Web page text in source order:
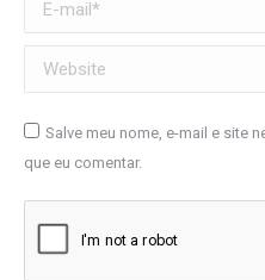
Website
Salve meu nome, e-mail e site
que eu comentar.